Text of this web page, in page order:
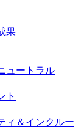
果
ュートラル
ト
ィ＆インクルー